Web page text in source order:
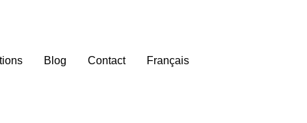
Blog Contact Français